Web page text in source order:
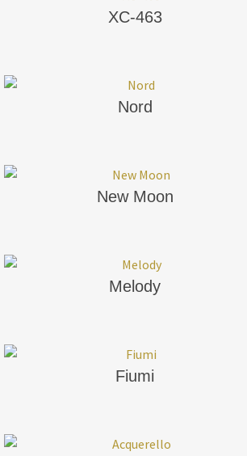
XC-463
Nord
New Moon
Melody
Fiumi